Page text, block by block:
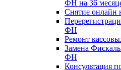
ФН на 36
Снятие онлайн
ФН
Ремонт
Замена
ФН
Консультация